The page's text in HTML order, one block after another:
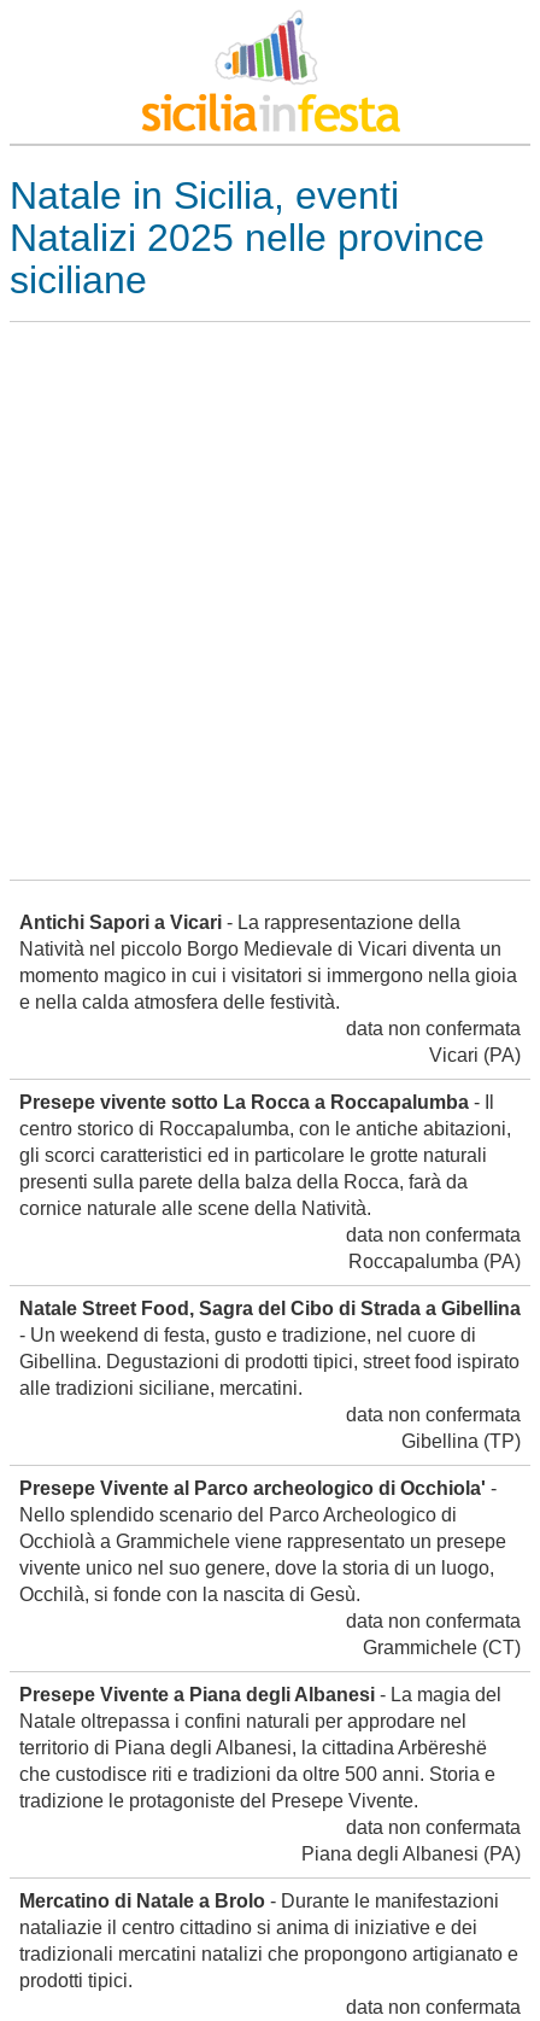
Natale in Sicilia, eventi
Natalizi 2025 nelle province
siciliane
Antichi Sapori a Vicari - La rappresentazione della
Natività nel piccolo Borgo Medievale di Vicari diventa un
momento magico in cui i visitatori si immergono nella gioia
e nella calda atmosfera delle festività.
data non confermata
Vicari (PA)
Presepe vivente sotto La Rocca a Roccapalumba - Il
centro storico di Roccapalumba, con le antiche abitazioni,
gli scorci caratteristici ed in particolare le grotte naturali
presenti sulla parete della balza della Rocca, farà da
cornice naturale alle scene della Natività.
data non confermata
Roccapalumba (PA)
Natale Street Food, Sagra del Cibo di Strada a Gibellina
- Un weekend di festa, gusto e tradizione, nel cuore di
Gibellina. Degustazioni di prodotti tipici, street food ispirato
alle tradizioni siciliane, mercatini.
data non confermata
Gibellina (TP)
Presepe Vivente al Parco archeologico di Occhiola' -
Nello splendido scenario del Parco Archeologico di
Occhiolà a Grammichele viene rappresentato un presepe
vivente unico nel suo genere, dove la storia di un luogo,
Occhilà, si fonde con la nascita di Gesù.
data non confermata
Grammichele (CT)
Presepe Vivente a Piana degli Albanesi - La magia del
Natale oltrepassa i confini naturali per approdare nel
territorio di Piana degli Albanesi, la cittadina Arbëreshë
che custodisce riti e tradizioni da oltre 500 anni. Storia e
tradizione le protagoniste del Presepe Vivente.
data non confermata
Piana degli Albanesi (PA)
Mercatino di Natale a Brolo - Durante le manifestazioni
nataliazie il centro cittadino si anima di iniziative e dei
tradizionali mercatini natalizi che propongono artigianato e
prodotti tipici.
data non confermata